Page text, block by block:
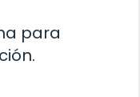
para